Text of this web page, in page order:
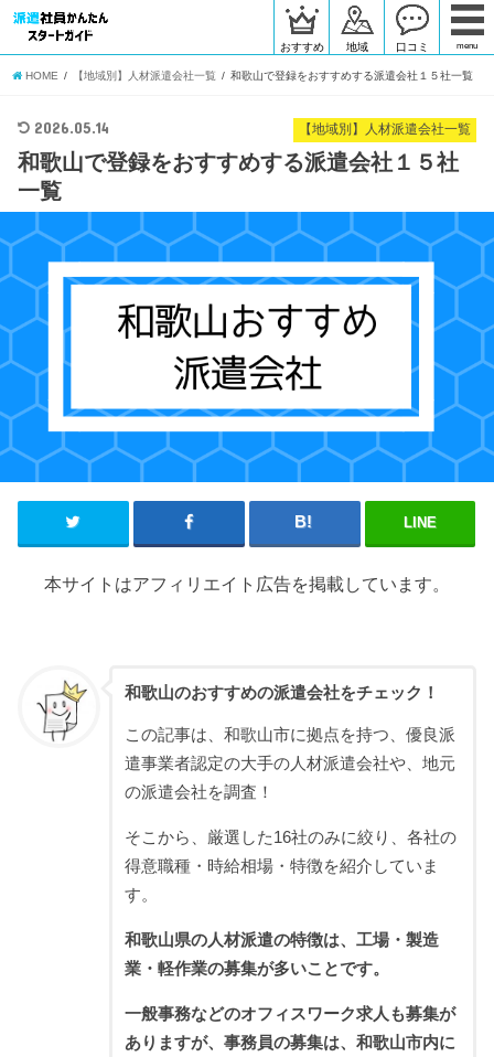
おすすめ 地域 口コミ menu
HOME 【地域別】人材派遣会社一覧 和歌山で登録をおすすめする派遣会社１５社一覧
【地域別】人材派遣会社一覧
2026.05.14
和歌山で登録をおすすめする派遣会社１５社
一覧
LINE
本サイトはアフィリエイト広告を掲載しています。
和歌山のおすすめの派遣会社をチェック！
この記事は、和歌山市に拠点を持つ、優良派
遣事業者認定の大手の人材派遣会社や、地元
の派遣会社を調査！
そこから、厳選した16社のみに絞り、各社の
得意職種・時給相場・特徴を紹介していま
す。
和歌山県の人材派遣の特徴は、工場・製造
業・軽作業の募集が多いことです。
一般事務などのオフィスワーク求人も募集が
ありますが、事務員の募集は、和歌山市内に